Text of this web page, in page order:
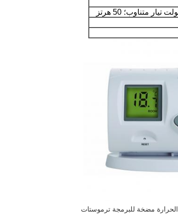
الحرارة مضخة للبرمجة ترموستات